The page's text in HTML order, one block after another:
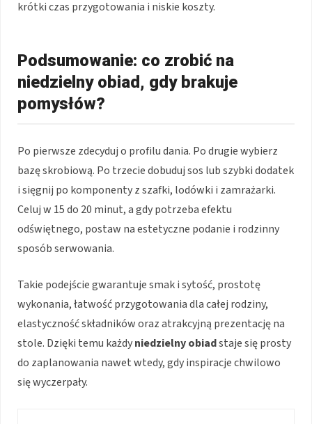
krótki czas przygotowania i niskie koszty.
Podsumowanie: co zrobić na
niedzielny obiad, gdy brakuje
pomysłów?
Po pierwsze zdecyduj o profilu dania. Po drugie wybierz
bazę skrobiową. Po trzecie dobuduj sos lub szybki dodatek
i sięgnij po komponenty z szafki, lodówki i zamrażarki.
Celuj w 15 do 20 minut, a gdy potrzeba efektu
odświętnego, postaw na estetyczne podanie i rodzinny
sposób serwowania.
Takie podejście gwarantuje smak i sytość, prostotę
wykonania, łatwość przygotowania dla całej rodziny,
elastyczność składników oraz atrakcyjną prezentację na
stole. Dzięki temu każdyniedzielny obiadstaje się prosty
do zaplanowania nawet wtedy, gdy inspiracje chwilowo
się wyczerpały.